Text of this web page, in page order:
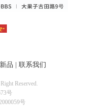
·
品 联系我们
Reserved.
号
号